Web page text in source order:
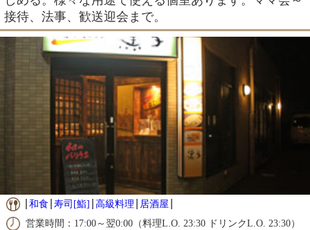
接待、法事、歓送迎会まで。
和食 寿司[鮨] 高級料理
居酒屋
営業時間：17:00～翌0:00（料理L.O. 23:30 ドリンクL.O. 23:30）